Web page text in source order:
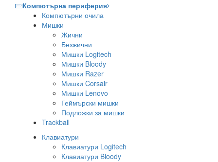
Компютърна периферия
Компютърни очила
Мишки
Жични
Безжични
Мишки Logitech
Мишки Bloody
Мишки Razer
Мишки Corsair
Мишки Lenovo
Геймърски мишки
Подложки за мишки
Trackball
Клавиатури
Клавиатури Logitech
Клавиатури Bloody